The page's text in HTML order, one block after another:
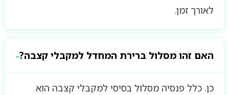
לאורך זמן.
האם זהו מסלול ברירת המחדל למקבלי קצבה?
כן. כלל פנסיה מסלול בסיסי למקבלי קצבה הוא